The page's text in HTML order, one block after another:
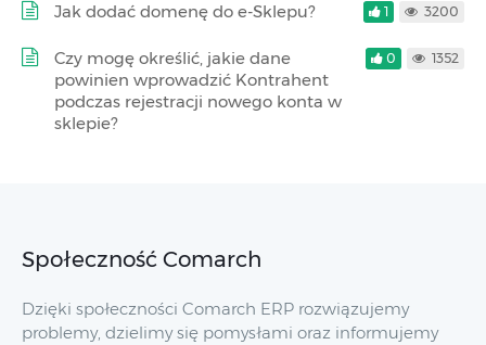
Jak dodać domenę do e-Sklepu? 1 3200
Czy mogę określić, jakie dane
powinien wprowadzić Kontrahent
podczas rejestracji nowego konta w
sklepie?
0 1352
Społeczność Comarch
Dzięki społeczności Comarch ERP rozwiązujemy
problemy, dzielimy się pomysłami oraz informujemy